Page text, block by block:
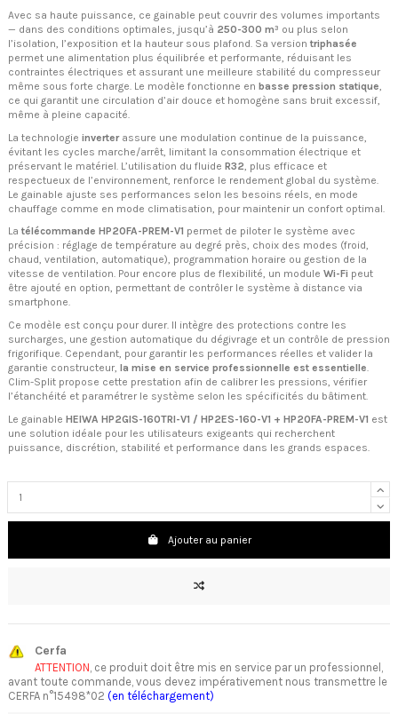
Avec sa haute puissance, ce gainable peut couvrir des volumes importants
— dans des conditions optimales, jusqu’à 250-300 m³ ou plus selon
l’isolation, l’exposition et la hauteur sous plafond. Sa version triphasée
permet une alimentation plus équilibrée et performante, réduisant les
contraintes électriques et assurant une meilleure stabilité du compresseur
même sous forte charge. Le modèle fonctionne en basse pression statique,
ce qui garantit une circulation d’air douce et homogène sans bruit excessif,
même à pleine capacité.
La technologie inverterassure une modulation continue de la puissance,
évitant les cycles marche/arrêt, limitant la consommation électrique et
préservant le matériel. L’utilisation du fluide R32 , plus efficace et
respectueux de l’environnement, renforce le rendement global du système.
Le gainable ajuste ses performances selon les besoins réels, en mode
chauffage comme en mode climatisation, pour maintenir un confort optimal.
La télécommande HP20FA-PREM-V1 permet de piloter le système avec
précision : réglage de température au degré près, choix des modes (froid,
chaud, ventilation, automatique), programmation horaire ou gestion de la
vitesse de ventilation. Pour encore plus de flexibilité, un module Wi-Fi peut
être ajouté en option, permettant de contrôler le système à distance via
smartphone.
Ce modèle est conçu pour durer. Il intègre des protections contre les
surcharges, une gestion automatique du dégivrage et un contrôle de pression
frigorifique. Cependant, pour garantir les performances réelles et valider la
garantie constructeur, la mise en service professionnelle est essentielle.
Clim-Split propose cette prestation afin de calibrer les pressions, vérifier
l’étanchéité et paramétrer le système selon les spécificités du bâtiment.
Le gainable HEIWA HP2GIS-160TRI-V1 / HP2ES-160-V1 + HP20FA-PREM-V1 est
une solution idéale pour les utilisateurs exigeants qui recherchent
puissance, discrétion, stabilité et performance dans les grands espaces.
Ajouter au panier
Cerfa
ATTENTION, ce produit doit être mis en service par un professionnel,
avant toute commande, vous devez impérativement nous transmettre le
CERFA n°15498*02 (en téléchargement)